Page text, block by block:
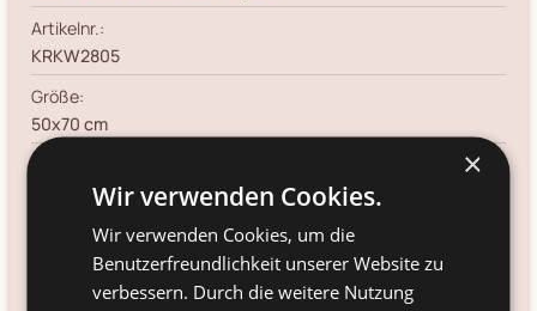
Artikelnr.:
KRKW2805
Größe:
50x70 cm
Material:
Baumwolle
Voraussichtliche Lieferung:
×
Wir verwenden Cookies.
Wir verwenden Cookies, um die
Benutzerfreundlichkeit unserer Website zu
verbessern. Durch die weitere Nutzung